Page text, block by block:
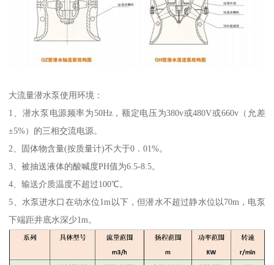
大流量潜水泵使用环境：
1、潜水泵电源频率为50Hz，额定电压为380v或480V或660v（允差
±5%）的三相交流电源。
2、固体物含量(按质量计)不大于0．01%。
3、被抽送液体的酸喊度PH值为6.5-8.5。
4、输送介质温度不超过100℃。
5、水泵进水口在动水位1m以下，但潜水不超过静水位以70m，电泵
下端距井底水深少1m。